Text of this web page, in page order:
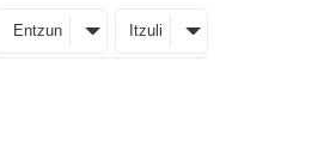
Entzun Itzuli